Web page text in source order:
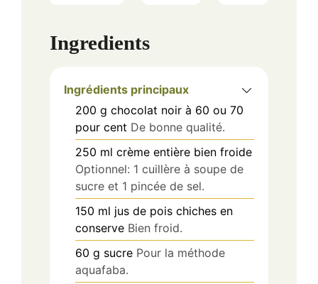
Ingredients
Ingrédients principaux
200 g chocolat noir à 60 ou 70
pour cent De bonne qualité.
250 ml crème entière bien froide
Optionnel: 1 cuillère à soupe de
sucre et 1 pincée de sel.
150 ml jus de pois chiches en
conserve Bien froid.
60 g sucre Pour la méthode
aquafaba.